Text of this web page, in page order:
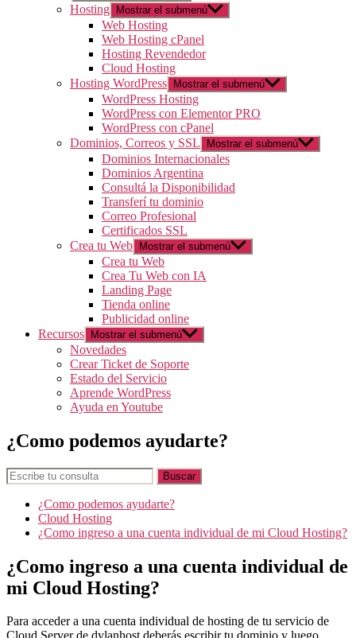
Hosting Mostrar el submenú
Web Hosting
Web Hosting cPanel
Hosting Revendedor
Cloud Hosting
Hosting WordPress
Mostrar el submenú
WordPress Hosting
WordPress con Elementor PRO
WordPress con cPanel
Dominios, Correos y SSL
Mostrar el submenú
Dominios Internacionales
Dominios Argentina
Consultá la Disponibilidad
Transferí tu dominio
Correo Profesional
Certificados SSL
Crea tu Web
Mostrar el submenú
Crea tu Web
Crea Tu Web con IA
Landing Page
Tienda online
Publicidad online
Recursos
Mostrar el submenú
Novedades
Crear Ticket de Soporte
Estado del Servicio
Aprende WordPress
Ayuda en Youtube
¿Como podemos ayudarte?
¿Como podemos ayudarte?
Cloud Hosting
¿Como ingreso a una cuenta individual de mi Cloud Hosting?
¿Como ingreso a una cuenta individual de
mi Cloud Hosting?
Para acceder a una cuenta individual de hosting de tu servicio de